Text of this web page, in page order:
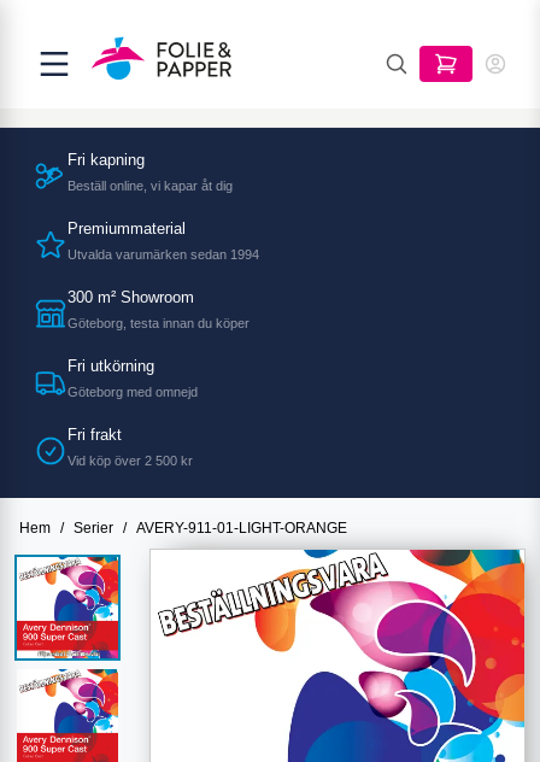
Fri kapning
Beställ online, vi kapar åt dig
Premiummaterial
Utvalda varumärken sedan 1994
300 m² Showroom
Göteborg, testa innan du köper
Fri utkörning
Göteborg med omnejd
Fri frakt
Vid köp över 2 500 kr
Hem / Serier / AVERY-911-01-LIGHT-ORANGE